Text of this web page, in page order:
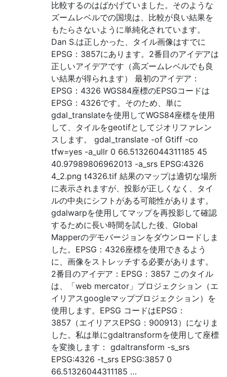
比較するのはばかげていました。そのような
ズームレベルでの国境は、比較が良い結果を
もたらさないように単純化されています。
Dan S.は正しかった、タイル画像はすでに
EPSG：3857にあります。2番目のアイデアは
正しいアイデアです（高ズームレベルでも良
い結果が得られます） 最初のアイデア：
EPSG：4326 WGS84座標のEPSGコードは
EPSG：4326です。そのため、単に
gdal_translateを使用してWGS84座標を使用
して、タイルをgeotifとしてジオリファレン
スします。 gdal_translate -of Gtiff -co
tfw=yes -a_ullr 0 66.51326044311185 45
40.97989806962013 -a_srs EPSG:4326
4_2.png t4326.tif 結果のマップは適切な場所
に表示されますが、投影が正しくなく、タイ
ルの中央にシフトがある可能性があります。
gdalwarpを使用してマップを再投影して確認
するために長い時間を試した後、Global
Mapperのデモバージョンをダウンロードしま
した。EPSG：4326座標を使用できるよう
に、画像をストレッチする必要があります。
2番目のアイデア：EPSG：3857 このタイル
は、「web mercator」プロジェクション（エ
イリアスgoogleマッププロジェクション）を
使用します。EPSG コードはEPSG：
3857（エイリアスEPSG：900913）になりま
した。私は単にgdaltransformを使用して座標
を変換します： gdaltransform -s_srs
EPSG:4326 -t_srs EPSG:3857 0
66.51326044311185 …